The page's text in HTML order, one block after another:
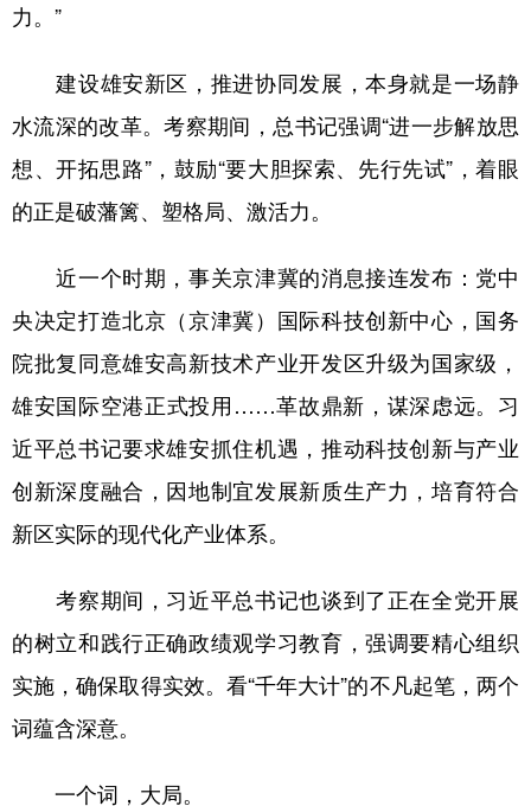
力。”
建设雄安新区，推进协同发展，本身就是一场静
水流深的改革。考察期间，总书记强调“进一步解放思
想、开拓思路”，鼓励“要大胆探索、先行先试”，着眼
的正是破藩篱、塑格局、激活力。
近一个时期，事关京津冀的消息接连发布：党中
央决定打造北京（京津冀）国际科技创新中心，国务
院批复同意雄安高新技术产业开发区升级为国家级，
雄安国际空港正式投用……革故鼎新，谋深虑远。习
近平总书记要求雄安抓住机遇，推动科技创新与产业
创新深度融合，因地制宜发展新质生产力，培育符合
新区实际的现代化产业体系。
考察期间，习近平总书记也谈到了正在全党开展
的树立和践行正确政绩观学习教育，强调要精心组织
实施，确保取得实效。看“千年大计”的不凡起笔，两个
词蕴含深意。
一个词，大局。